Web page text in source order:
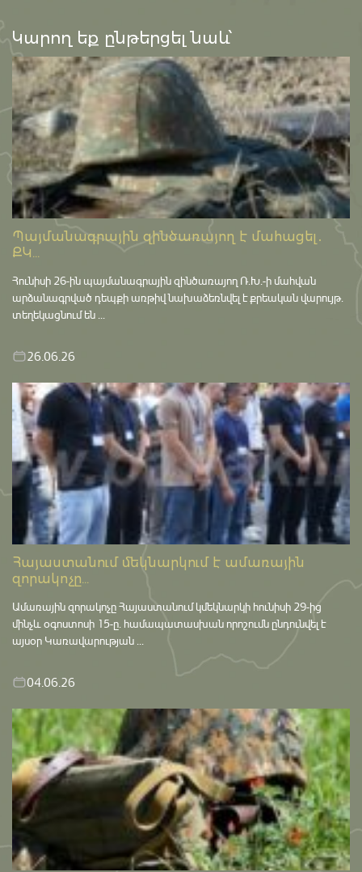
Կարող եք ընթերցել նաև՝
Պայմանագրային զինծառայող է մահացել․
ՔԿ...
Հունիսի 26-ին պայմանագրային զինծառայող Ռ.Խ.-ի մահվան
արձանագրված դեպքի առթիվ նախաձեռնվել է քրեական վարույթ․
տեղեկացնում են ...
26.06.26
Հայաստանում մեկնարկում է ամառային
զորակոչը...
Ամառային զորակոչը Հայաստանում կմեկնարկի հունիսի 29-ից
մինչև օգոստոսի 15-ը․ համապատասխան որոշումն ընդունվել է
այսօր Կառավարության ...
04.06.26